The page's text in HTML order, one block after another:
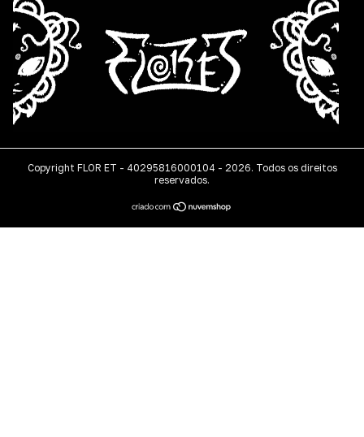
Copyright FLOR ET - 40295816000104 - 2026. Todos os direitos
reservados.